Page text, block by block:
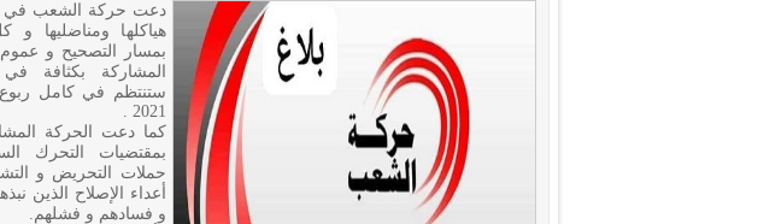
دعت حركة الشعب في
هياكلها ومناضليها و
بمسار التصحيح و
المشاركة بكثافة
2021 .
كما دعت الحركة
بمقتضيات التحرك
حملات التحريض و
أعداء الإصلاح الذين
و فسادهم و فشلهم.